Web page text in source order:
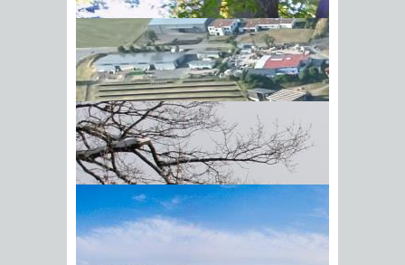
BIick vom Galgenberg auf
Hohenstadt
Ihr Name
Ihre E-Mail-Adresse*